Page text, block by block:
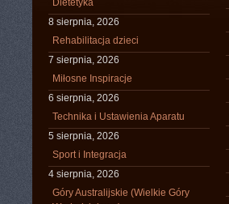
Dietetyka
8 sierpnia, 2026
Rehabilitacja dzieci
7 sierpnia, 2026
Miłosne Inspiracje
6 sierpnia, 2026
Technika i Ustawienia Aparatu
5 sierpnia, 2026
Sport i Integracja
4 sierpnia, 2026
Góry Australijskie (Wielkie Góry